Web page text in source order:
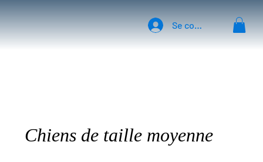
Se connecter
Chiens de taille moyenne